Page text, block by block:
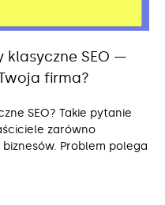
klasyczne SEO —
firma?
SEO? Takie pytanie
zarówno
Problem polega